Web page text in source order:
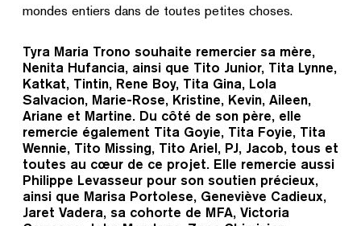
mondes entiers dans de toutes petites choses.
Tyra Maria Trono souhaite remercier sa mère,
Nenita Hufancia, ainsi que Tito Junior, Tita Lynne,
Katkat, Tintin, Rene Boy, Tita Gina, Lola
Salvacion, Marie-Rose, Kristine, Kevin, Aileen,
Ariane et Martine. Du côté de son père, elle
remercie également Tita Goyie, Tita Foyie, Tita
Wennie, Tito Missing, Tito Ariel, PJ, Jacob, tous et
toutes au cœur de ce projet. Elle remercie aussi
Philippe Levasseur pour son soutien précieux,
ainsi que Marisa Portolese, Geneviève Cadieux,
Jaret Vadera, sa cohorte de MFA, Victoria